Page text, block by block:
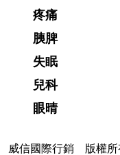
疼痛
胰脾
失眠
兒科
眼晴
威信國際行銷 版權